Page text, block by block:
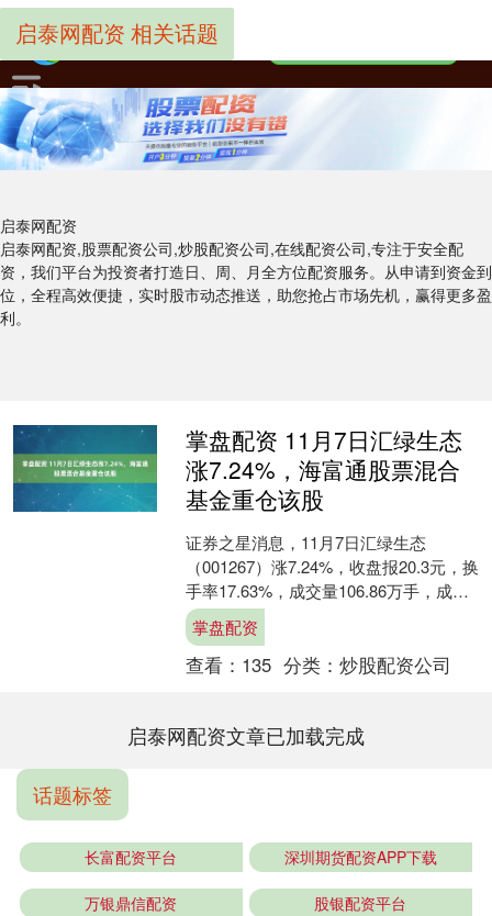
启泰网配资
启泰网配资,股票配资公司,炒股配资公司,在线配资公司,专注于安全配
资，我们平台为投资者打造日、周、月全方位配资服务。从申请到资金到
位，全程高效便捷，实时股市动态推送，助您抢占市场先机，赢得更多盈
利。
启泰网配资 相关话题
掌盘配资 11月7日汇绿生态
涨7.24%，海富通股票混合
基金重仓该股
证券之星消息，11月7日汇绿生态
（001267）涨7.24%，收盘报20.3元，换
手率17.63%，成交量106.86万手，成交
额21.03亿元。该股为土壤修复....
掌盘配资
查看： 135 分类： 炒股配资公司
启泰网配资文章已加载完成
话题标签
长富配资平台 深圳期货配资APP下载
万银鼎信配资 股银配资平台